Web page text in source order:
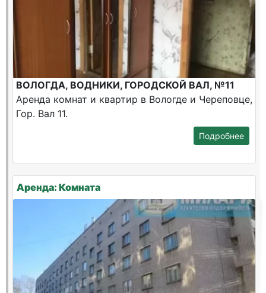
ВОЛОГДА, ВОДНИКИ, ГОРОДСКОЙ ВАЛ, №11
Аренда комнат и квартир в Вологде и Череповце,
Гор. Вал 11.
Подробнее
Аренда: Комната